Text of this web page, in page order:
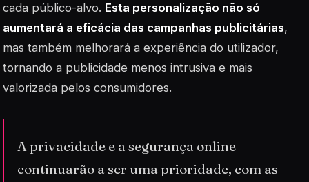
cada público-alvo. Esta personalização não só
aumentará a eficácia das campanhas publicitárias,
mas também melhorará a experiência do utilizador,
tornando a publicidade menos intrusiva e mais
valorizada pelos consumidores.
A privacidade e a segurança online
continuarão a ser uma prioridade, com as